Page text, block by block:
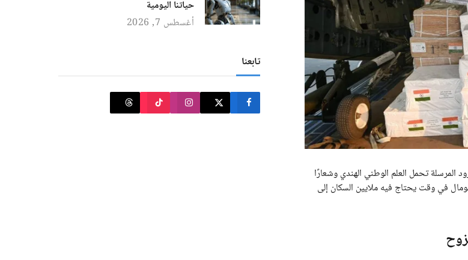
المرسلة تحمل العلم الوطني الهندي وشعارًا
في وقت يحتاج فيه ملايين السكان إلى
حياتنا اليومية
أغسطس 7, 2026
تابعنا